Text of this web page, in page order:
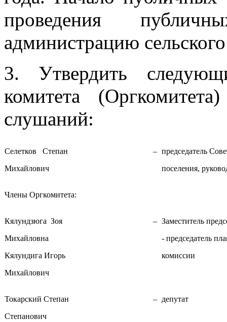
проведения
администрацию
3. Утвердить
комитета
слушаний:
Селетков Степан
Михайлович
– председатель
поселения,
Члены Оргкомитета:
Кялундзюга Зоя
Михайловна
Кялундига Игорь
Михайлович
– Заместитель
- председатель
комиссии
Токарский Степан
Степанович
– депутат